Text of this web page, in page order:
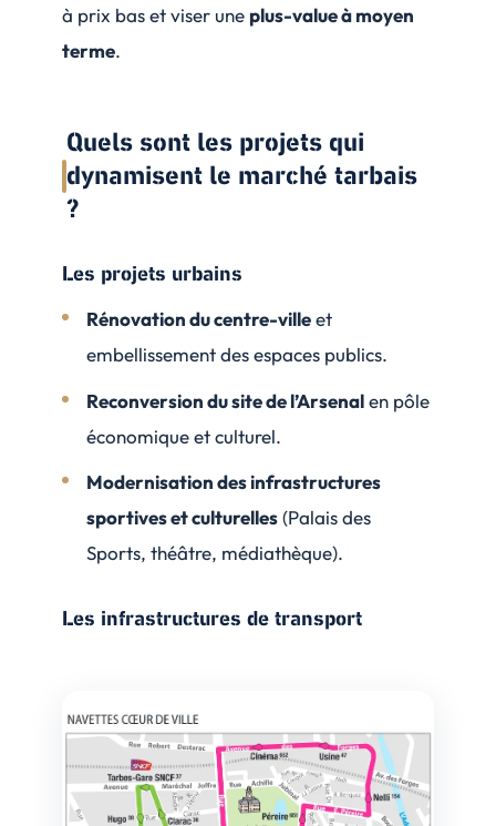
à prix bas et viser une plus-value à moyen
terme.
Quels sont les projets qui
dynamisent le marché tarbais
?
Les projets urbains
Rénovation du centre-villeet
embellissement des espaces publics.
Reconversion du site de l’Arsenalen pôle
économique et culturel.
Modernisation des infrastructures
sportives et culturelles(Palais des
Sports, théâtre, médiathèque).
Les infrastructures de transport